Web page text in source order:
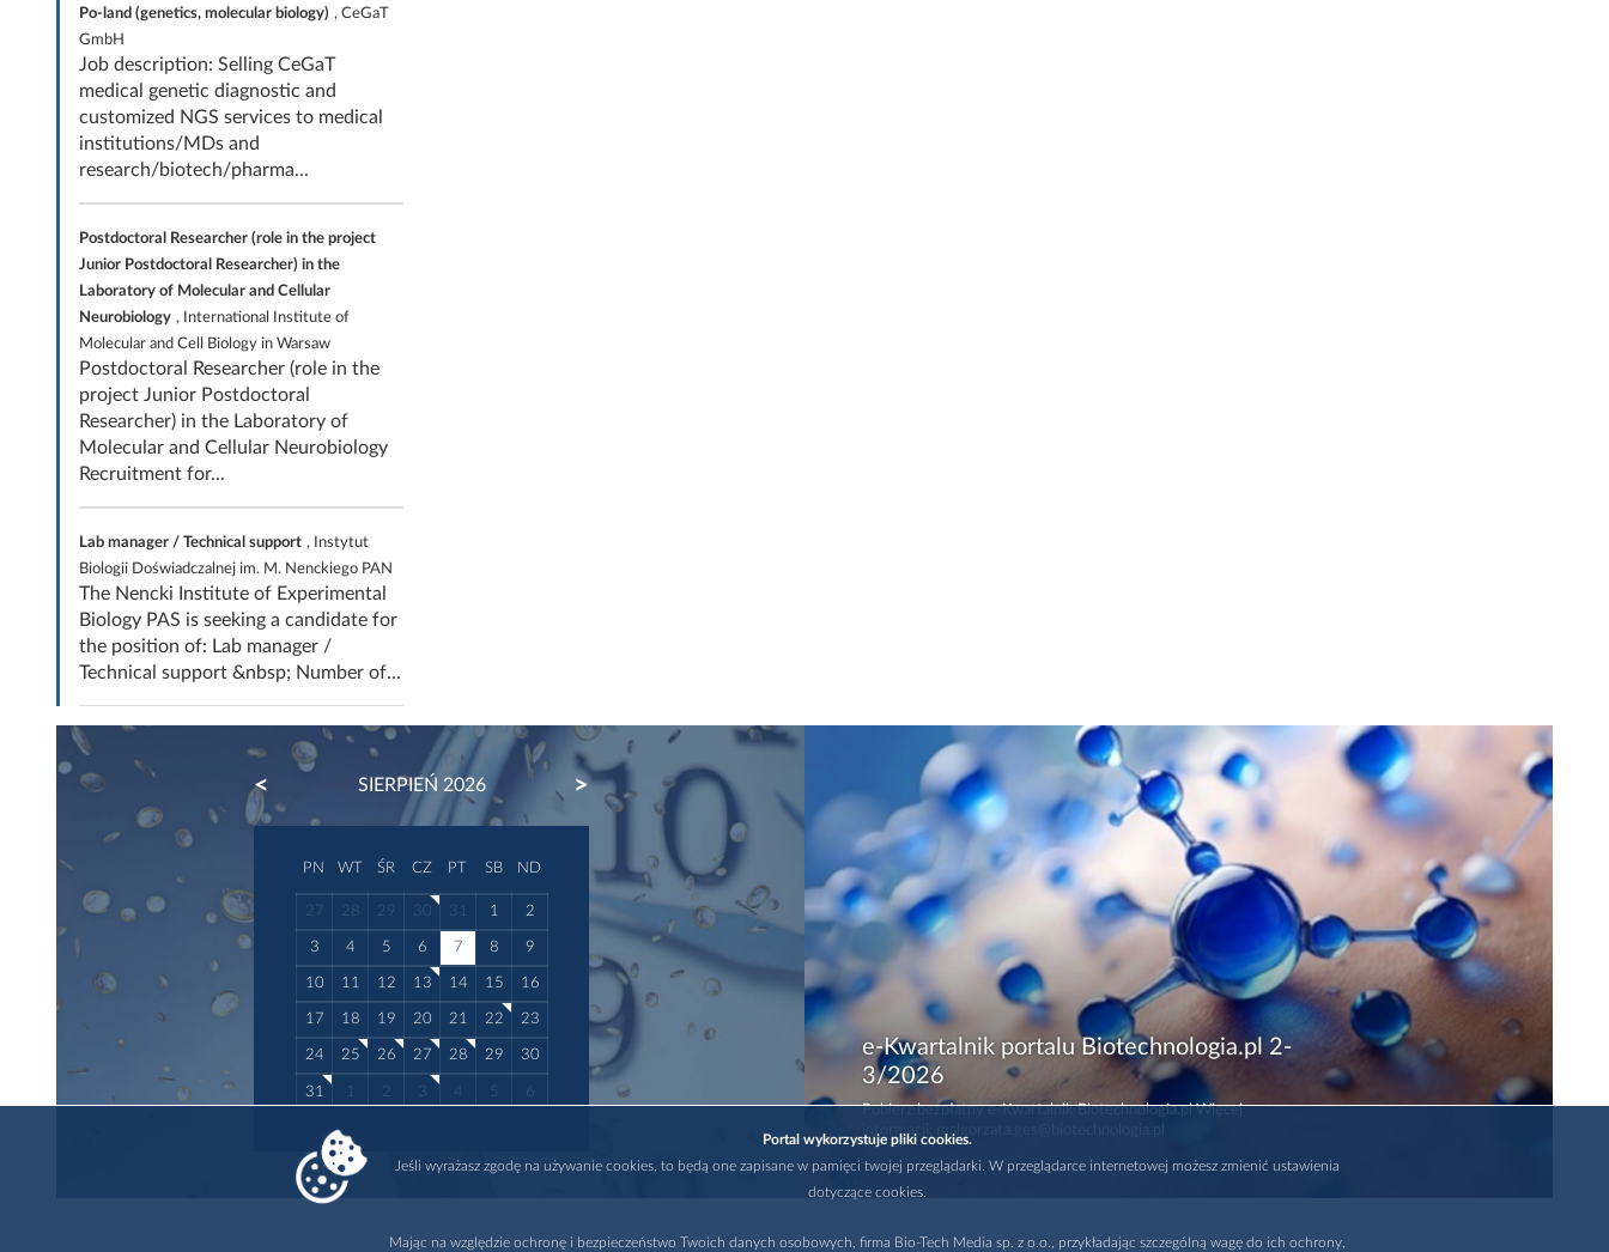
Po-land (genetics, molecular biology) , CeGaT
GmbH
Job description: Selling CeGaT
medical genetic diagnostic and
customized NGS services to medical
institutions/MDs and
research/biotech/pharma...
Postdoctoral Researcher (role in the project
Junior Postdoctoral Researcher) in the
Laboratory of Molecular and Cellular
Neurobiology , International Institute of
Molecular and Cell Biology in Warsaw
Postdoctoral Researcher (role in the
project Junior Postdoctoral
Researcher) in the Laboratory of
Molecular and Cellular Neurobiology
Recruitment for...
Lab manager / Technical support , Instytut
Biologii Doświadczalnej im. M. Nenckiego PAN
The Nencki Institute of Experimental
Biology PAS is seeking a candidate for
the position of: Lab manager /
Technical support &nbsp; Number of...
SIERPIEŃ 2026
PREVIOUS NEXT
PN WT ŚR CZ PT SB ND
27 28 29 30 31 1 2
3 4 5 6 7 8 9
10 11 12 13 14 15 16
17 18 19 20 21 22 23
24 25 26 27 28 29 30
31 1 2 3 4 5 6
e-Kwartalnik portalu Biotechnologia.pl 2-
3/2026
Pobierz bezpłatny e-Kwartalnik Biotechnologia.pl Więcej
Portal wykorzystuje pliki cookies.
Jeśli wyrażasz zgodę na używanie cookies, to będą one zapisane w pamięci twojej przeglądarki. W przeglądarce internetowej możesz zmienić ustawienia
dotyczące cookies.
Mając na względzie ochronę i bezpieczeństwo Twoich danych osobowych, firma Bio-Tech Media sp. z o.o., przykładając szczególną wagę do ich ochrony,